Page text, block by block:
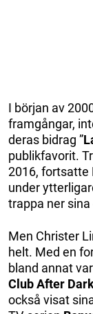
I början av
framgångar,
deras bidrag ”
publikfavorit.
2016, fortsatte
under
trappa ner
Men Christer
helt. Med en
bland annat
Club After
också visat